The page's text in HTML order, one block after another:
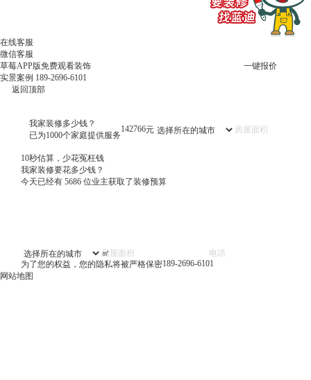
坑
大
招
在线客服
微信客服
草莓APP版免费观看装饰
一键报价
实景案例 189-2696-6101
返回顶部
我家装修多少钱？
已为1000个家庭提供服务
142766元
10秒估算，少花冤枉钱
我家装修要花多少钱？
今天已经有 5686 位业主获取了装修预算
㎡
为了您的权益，您的隐私将被严格保密189-2696-6101
网站地图